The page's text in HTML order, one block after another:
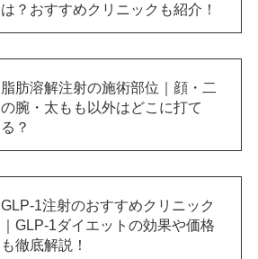
は？おすすめクリニックも紹介！
脂肪溶解注射の施術部位｜顔・二
の腕・太もも以外はどこに打て
る？
GLP-1注射のおすすめクリニック
｜GLP-1ダイエットの効果や価格
も徹底解説！